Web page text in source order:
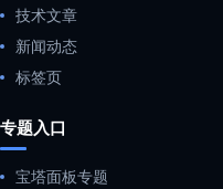
技术文章
新闻动态
标签页
专题入口
宝塔面板专题